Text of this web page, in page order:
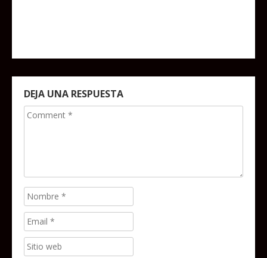
DEJA UNA RESPUESTA